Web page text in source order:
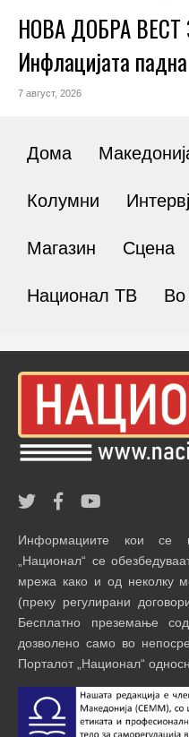
НОВА ДОБРА ВЕСТ
Инфлацијата
7 август, 2026
Дома
Колумни
Магазин Сцена
Национал ТВ
Информациите кои се
„Национал“ се
мрежа како и од неколку
(преку регулирани
Бесплатно преземање
дозволено само во
Порталот „Национал“